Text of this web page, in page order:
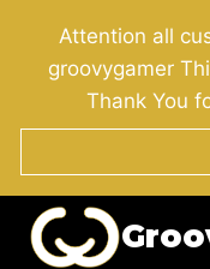
content
Attention all
groovygamer
Thank You